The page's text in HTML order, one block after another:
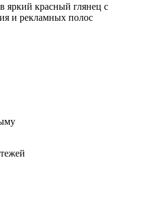
яркий красный глянец с
и рекламных полос